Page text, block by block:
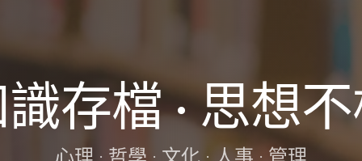
存檔 · 思想
心理 · 哲學 · 文化 · 人事 · 管理